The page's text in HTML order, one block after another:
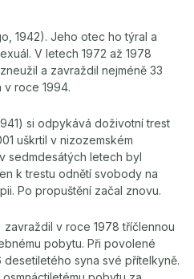
1942). Jeho otec ho týral a
V letech 1972 až 1978
a zavraždil nejméně 33
v roce 1994.
si odpykává doživotní trest
uškrtil v nizozemském
sedmdesátých letech byl
k trestu odnětí svobody na
Po propuštění začal znovu.
zavraždil v roce 1978 tříčlennou
pobytu. Při povolené
syna své přítelkyně.